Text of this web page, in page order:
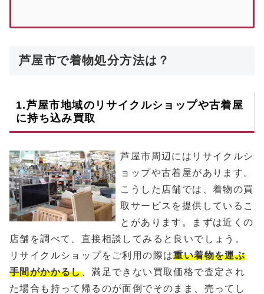
芦屋市で着物処分方法は？
1.芦屋市地域のリサイクルショップや古着屋
に持ち込み買取
芦屋市周辺にはリサイクルシ
ョップや古着屋があります。
こうした店舗では、着物の買
取サービスを提供しているこ
とがあります。まずは近くの
店舗を調べて、直接相談してみると良いでしょう。
リサイクルショップをご利用の際は重い着物を運ぶ
手間がかかるし、満足できない買取価格で査定され
た場合も持って帰るのが面倒でそのまま、売ってし